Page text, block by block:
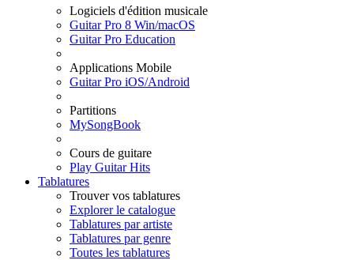
Logiciels d'édition musicale
Guitar Pro 8 Win/macOS
Guitar Pro Education
Applications Mobile
Guitar Pro iOS/Android
Partitions
MySongBook
Cours de guitare
Play Guitar Hits
Tablatures
Trouver vos tablatures
Explorer le catalogue
Tablatures par artiste
Tablatures par genre
Toutes les tablatures